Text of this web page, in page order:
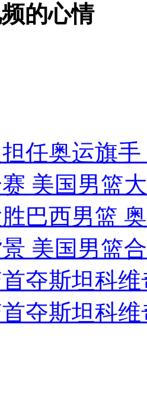
痛下狠手拳打脚踢
回应
霸凌主义
片面不公正
的心情
任奥运旗
美国男篮
巴西男篮
美国男篮
夺斯坦科
夺斯坦科维